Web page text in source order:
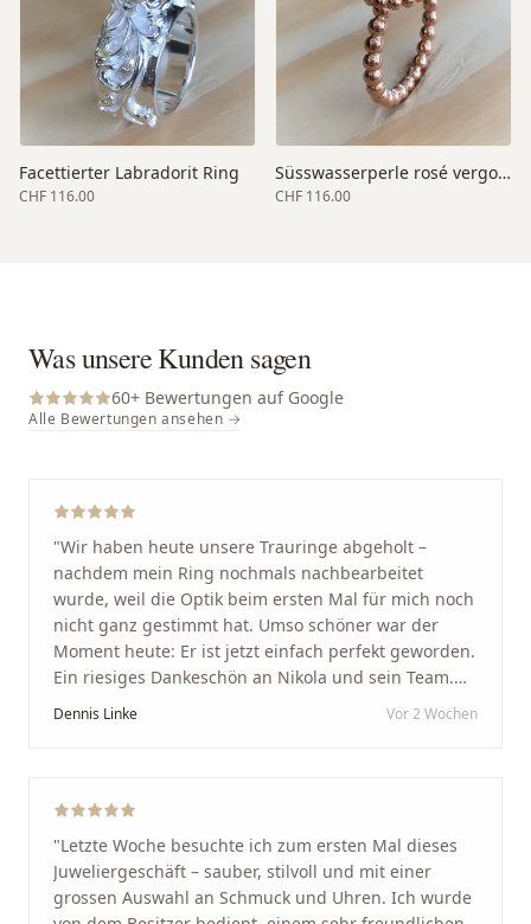
Facettierter Labradorit Ring
CHF 116.00
Süsswasserperle rosé vergoldet
CHF 116.00
Was unsere Kunden sagen
60+ Bewertungen auf Google
Alle Bewertungen ansehen →
"Wir haben heute unsere Trauringe abgeholt –
nachdem mein Ring nochmals nachbearbeitet
wurde, weil die Optik beim ersten Mal für mich noch
nicht ganz gestimmt hat. Umso schöner war der
Moment heute: Er ist jetzt einfach perfekt geworden.
Ein riesiges Dankeschön an Nikola und sein Team.
Vom ersten Termin an wurden wir jedes Mal
Arbeit und seine Kunden wirklich am Herzen liegen.
Service und echte Herzlichkeit schätzt, ist hier genau
richtig."
Dennis Linke Vor 2 Wochen
"Letzte Woche besuchte ich zum ersten Mal dieses
Juweliergeschäft – sauber, stilvoll und mit einer
grossen Auswahl an Schmuck und Uhren. Ich wurde